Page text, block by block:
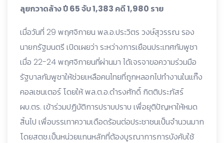
ลุยกวาดล้าง ปี 65 จับ 1,383 คดี 1,980 ราย
เมื่อวันที่ 29 พฤศจิกายน พล.อ.ประวิตร วงษ์สุวรรณ รอง
นายกรัฐมนตรี เปิดเผยว่า ระหว่างการเยือนประเทศกัมพูชา
เมื่อ 22-24 พฤศจิกายนที่ผ่านมา ได้เจรจาขอความร่วมมือ
รัฐบาลกัมพูชาให้ช่วยเหลือคนไทยที่ถูกหลอกไปทำงานในแก๊ง
คอลเซนเตอร์ โดยให้ พล.ต.อ.ดำรงศักดิ์ กิตติประภัสร์
ผบ.ตร. เข้าร่วมปฏิบัติการปราบปราบ เพื่อยุติปัญหาให้หมด
สิ้นไป เพื่อบรรเทาความเดือดร้อนต่อประชาชนเป็นจำนวนมาก
โดยสตช.เป็นหน่วยแกนหลักที่ต้องบูรณาการการบังคับใช้